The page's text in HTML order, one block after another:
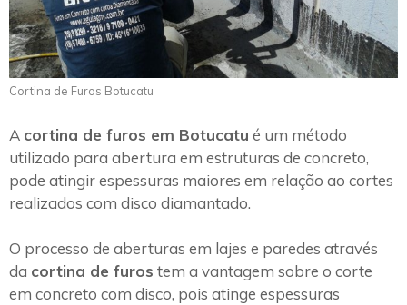
Cortina de Furos Botucatu
A cortina de furos em Botucatu é um método
utilizado para abertura em estruturas de concreto,
pode atingir espessuras maiores em relação ao cortes
realizados com disco diamantado.
O processo de aberturas em lajes e paredes através
da cortina de furos tem a vantagem sobre o corte
em concreto com disco, pois atinge espessuras